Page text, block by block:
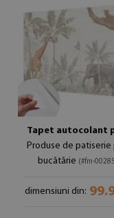
Tapet autocolant
Produse de patiserie
bucătărie (#fm-
dimensiuni din: